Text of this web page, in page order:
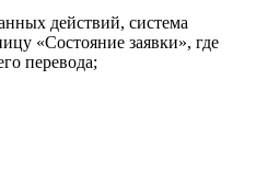
действий, система
«Состояние заявки», где
перевода;